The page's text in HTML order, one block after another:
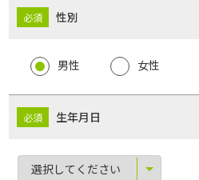
性別
男性 女性
生年月日